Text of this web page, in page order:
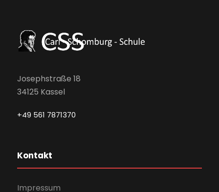
Josephstraße 18
34125 Kassel
+49 561 7871370
Kontakt
Impressum